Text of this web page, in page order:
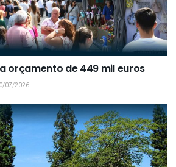
orçamento de 449 mil euros
07/2026